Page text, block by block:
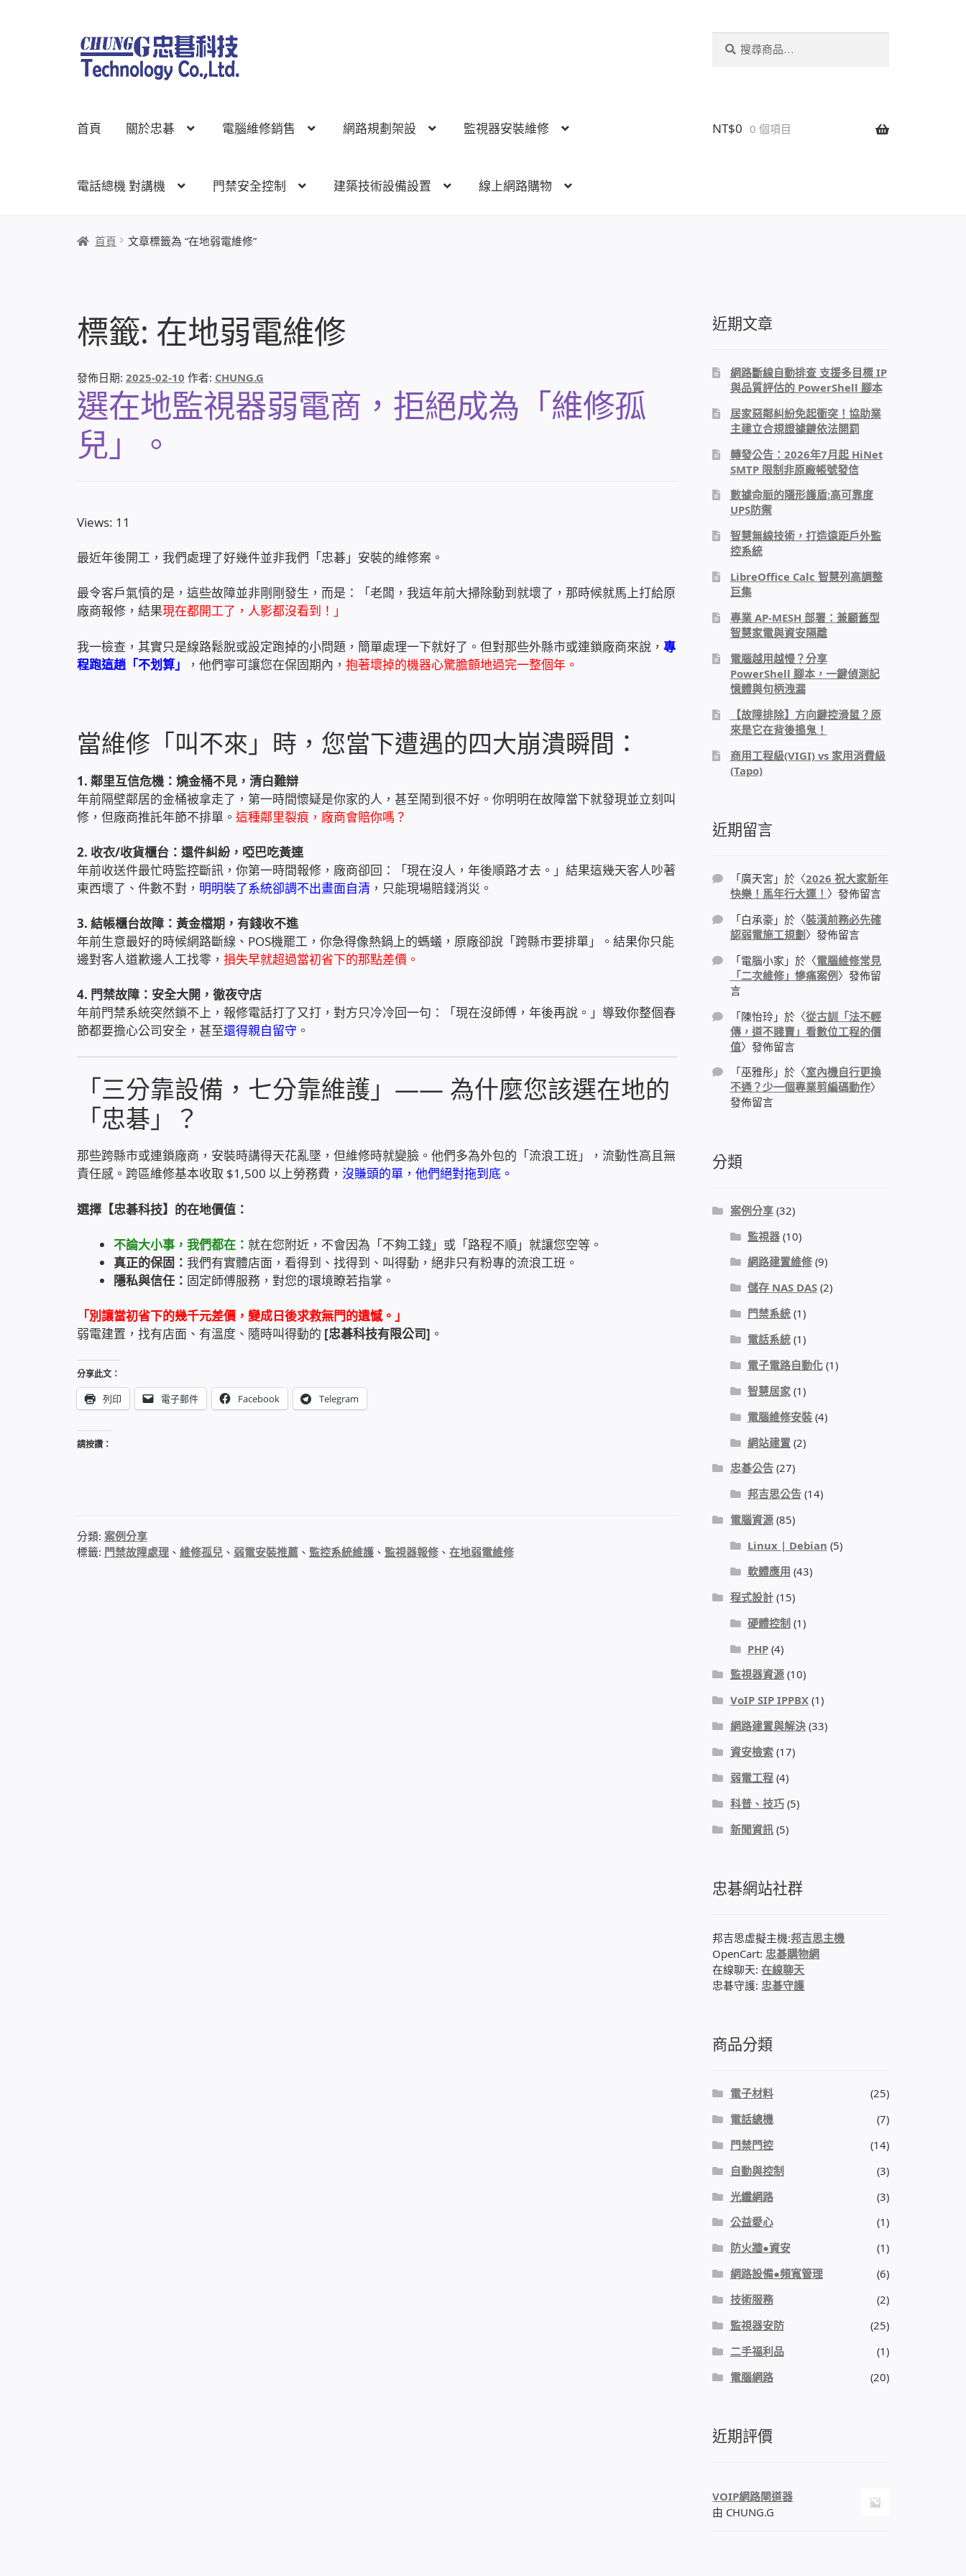
跳
至
導
跳
至
主
容
首頁 關於忠碁 電腦維修銷售 網路規劃架設 監視器安裝維修
電話總機 對講機 門禁安全控制 建築技術設備設置 線上網路購物
首頁關於忠碁電腦維修銷售網路規劃架設
NT$0 0 個項目
首頁 文章標籤為 “在地弱電維修”
標籤: 在地弱電維修
發佈日期: 2025-02-10 作者: CHUNG.G
選在地監視器弱電商，拒絕成為「維修孤
兒」。
Views: 11
最近年後開工，我們處理了好幾件並非我們「忠碁」安裝的維修案。
最令客戶氣憤的是，這些故障並非剛剛發生，而是：「老闆，我這年前大掃除動到就壞了，那時候就馬上打給原
廠商報修，結果現在都開工了，人影都沒看到！」
我一檢查，其實只是線路鬆脫或設定跑掉的小問題，簡單處理一下就好了。但對那些外縣市或連鎖廠商來說， 專
程跑這趟「不划算」
，他們寧可讓您在保固期內， 抱著壞掉的機器心驚膽顫地過完一整個年。
當維修「叫不來」時，您當下遭遇的四大崩潰瞬間：
1. 鄰里互信危機：燒金桶不見，清白難辯
年前隔壁鄰居的金桶被拿走了，第一時間懷疑是你家的人，甚至鬧到很不好。你明明在故障當下就發現並立刻叫
修，但廠商推託年節不排單。 這種鄰里裂痕，廠商會賠你嗎？
2. 收衣/收貨櫃台：還件糾紛，啞巴吃黃連
年前收送件最忙時監控斷訊，你第一時間報修，廠商卻回：「現在沒人，年後順路才去。」結果這幾天客人吵著
東西壞了、件數不對， 明明裝了系統卻調不出畫面自清，只能現場賠錢消災。
3. 結帳櫃台故障：黃金檔期，有錢收不進
年前生意最好的時候網路斷線、POS機罷工，你急得像熱鍋上的螞蟻，原廠卻說「跨縣市要排單」。結果你只能
邊對客人道歉邊人工找零， 損失早就超過當初省下的那點差價。
4. 門禁故障：安全大開，徹夜守店
年前門禁系統突然鎖不上，報修電話打了又打，對方只冷冷回一句：「現在沒師傅，年後再說。」導致你整個春
節都要擔心公司安全，甚至還得親自留守 。
「三分靠設備，七分靠維護」—— 為什麼您該選在地的
「忠碁」？
那些跨縣市或連鎖廠商，安裝時講得天花亂墜，但維修時就變臉。他們多為外包的「流浪工班」，流動性高且無
責任感。跨區維修基本收取 $1,500 以上勞務費， 沒賺頭的單，他們絕對拖到底。
選擇【忠碁科技】的在地價值：
不論大小事，我們都在： 就在您附近，不會因為「不夠工錢」或「路程不順」就讓您空等。
真正的保固： 我們有實體店面，看得到、找得到、叫得動，絕非只有粉專的流浪工班。
隱私與信任： 固定師傅服務，對您的環境瞭若指掌。
「別讓當初省下的幾千元差價，變成日後求救無門的遺憾。」
弱電建置，找有店面、有溫度、隨時叫得動的 [忠碁科技有限公司] 。
分享此文：
列印 電子郵件 Facebook Telegram
請按讚：
分類: 案例分享
標籤: 門禁故障處理、 維修孤兒、 弱電安裝推薦、 監控系統維護、 監視器報修、 在地弱電維修
近期文章
網路斷線自動排查 支援多目標 IP
與品質評估的 PowerShell 腳本
居家惡鄰糾紛免起衝突！協助業
主建立合規證據鏈依法開罰
轉發公告：2026年7月起 HiNet
SMTP 限制非原廠帳號發信
數據命脈的隱形護盾:高可靠度
UPS防禦
智慧無線技術，打造遠距戶外監
控系統
LibreOffice Calc 智慧列高調整
巨集
專業 AP-MESH 部署：兼顧舊型
智慧家電與資安隔離
電腦越用越慢？分享
PowerShell 腳本，一鍵偵測記
憶體與句柄洩漏
【故障排除】方向鍵控滑鼠？原
來是它在背後搗鬼！
商用工程級(VIGI) vs 家用消費級
(Tapo)
近期留言
「廣天宮 」於〈2026 祝大家新年
快樂！馬年行大運！ 〉發佈留言
「白承豪 」於〈裝潢前務必先確
認弱電施工規劃〉發佈留言
「電腦小家 」於〈電腦維修常見
「二次維修」慘痛案例〉發佈留
言
「陳怡玲」於〈從古訓「法不輕
傳，道不賤賣」看數位工程的價
值〉發佈留言
「巫雅彤 」於〈室內機自行更換
不通？少一個專業剪編碼動作〉
發佈留言
分類
案例分享(32)
監視器(10)
網路建置維修(9)
儲存 NAS DAS(2)
門禁系統(1)
電話系統(1)
電子電路自動化(1)
智慧居家(1)
電腦維修安裝(4)
網站建置(2)
忠碁公告(27)
邦吉思公告(14)
電腦資源(85)
Linux | Debian (5)
軟體應用 (43)
程式設計(15)
硬體控制(1)
PHP(4)
監視器資源(10)
VoIP SIP IPPBX(1)
網路建置與解決(33)
資安檢索(17)
弱電工程(4)
科普、技巧(5)
新聞資訊(5)
忠碁網站社群
邦吉思虛擬主機:邦吉思主機
OpenCart: 忠碁購物網
在線聊天:在線聊天
忠碁守護: 忠碁守護
商品分類
電子材料
(25)
電話總機
(7)
門禁門控
(14)
自動與控制
(3)
光纖網路
(3)
公益愛心
(1)
防火牆●資安
(1)
網路設備●頻寬管理
(6)
技術服務
(2)
監視器安防
(25)
二手福利品
(1)
電腦網路
(20)
近期評價
VOIP網路閘道器
由 CHUNG.G